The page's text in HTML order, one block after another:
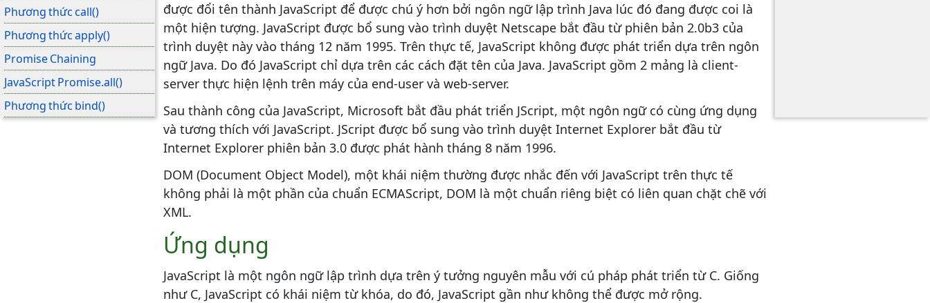
Phương thức call()
Phương thức apply()
Promise Chaining
JavaScript Promise.all()
Phương thức bind()
được đổi tên thành JavaScript để được chú ý hơn bởi ngôn ngữ lập trình Java lúc đó đang được coi là
một hiện tượng. JavaScript được bổ sung vào trình duyệt Netscape bắt đầu từ phiên bản 2.0b3 của
trình duyệt này vào tháng 12 năm 1995. Trên thực tế, JavaScript không được phát triển dựa trên ngôn
ngữ Java. Do đó JavaScript chỉ dựa trên các cách đặt tên của Java. JavaScript gồm 2 mảng là client-
server thực hiện lệnh trên máy của end-user và web-server.
Sau thành công của JavaScript, Microsoft bắt đầu phát triển JScript, một ngôn ngữ có cùng ứng dụng
và tương thích với JavaScript. JScript được bổ sung vào trình duyệt Internet Explorer bắt đầu từ
Internet Explorer phiên bản 3.0 được phát hành tháng 8 năm 1996.
DOM (Document Object Model), một khái niệm thường được nhắc đến với JavaScript trên thực tế
không phải là một phần của chuẩn ECMAScript, DOM là một chuẩn riêng biệt có liên quan chặt chẽ với
XML.
Ứng dụng
JavaScript là một ngôn ngữ lập trình dựa trên ý tưởng nguyên mẫu với cú pháp phát triển từ C. Giống
như C, JavaScript có khái niệm từ khóa, do đó, JavaScript gần như không thể được mở rộng.